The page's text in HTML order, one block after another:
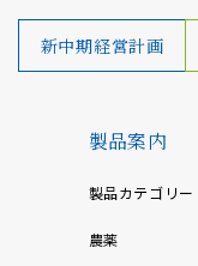
新中期経営計画
製品案内
製品カテゴリー
農薬